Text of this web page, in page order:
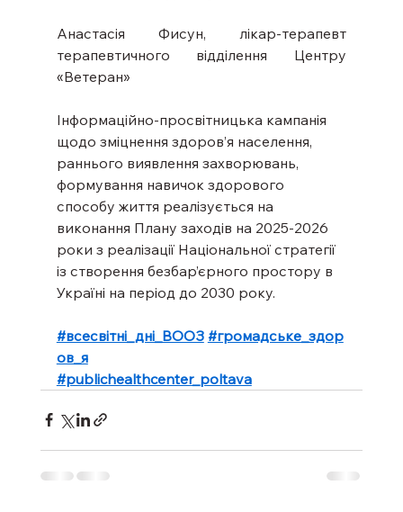
Анастасія Фисун, лікар-терапевт
терапевтичного відділення Центру
«Ветеран»
Інформаційно-просвітницька кампанія
щодо зміцнення здоров’я населення,
раннього виявлення захворювань,
формування навичок здорового
способу життя реалізується на
виконання Плану заходів на 2025-2026
роки з реалізації Національної стратегії
із створення безбар’єрного простору в
Україні на період до 2030 року.
#всесвітні_дні_ВООЗ #громадське_здор
ов_я
#publichealthcenter_poltava